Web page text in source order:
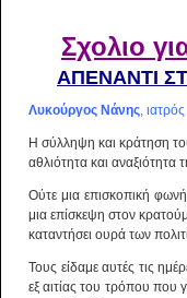
Σχολιο
ΑΠΕΝΑΝΤΙ
Λυκούργος Νάνης, ιατρός
Η σύλληψη και κράτηση
αθλιότητα και αναξιότητα
Ούτε μια επισκοπική
μια επίσκεψη στον
καταντήσει ουρά των
Τους είδαμε αυτές τις
εξ αιτίας του τρόπου που